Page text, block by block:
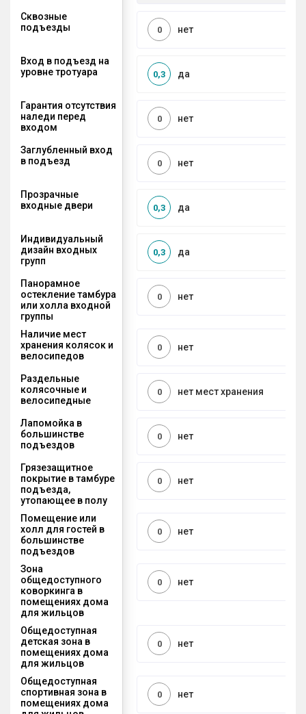
Сквозные
подъезды
нет
0
Вход в подъезд на
уровне тротуара
да
0,3
Гарантия отсутствия
наледи перед
входом
нет
0
Заглубленный вход
в подъезд
нет
0
Прозрачные
входные двери
да
0,3
Индивидуальный
дизайн входных
групп
да
0,3
Панорамное
остекление тамбура
или холла входной
группы
нет
0
Наличие мест
хранения колясок и
велосипедов
нет
0
Раздельные
колясочные и
велосипедные
нет мест хранения
0
Лапомойка в
большинстве
подъездов
нет
0
Грязезащитное
покрытие в тамбуре
подъезда,
утопающее в полу
нет
0
Помещение или
холл для гостей в
большинстве
подъездов
нет
0
Зона
общедоступного
коворкинга в
помещениях дома
для жильцов
нет
0
Общедоступная
детская зона в
помещениях дома
для жильцов
нет
0
Общедоступная
спортивная зона в
помещениях дома
нет
0